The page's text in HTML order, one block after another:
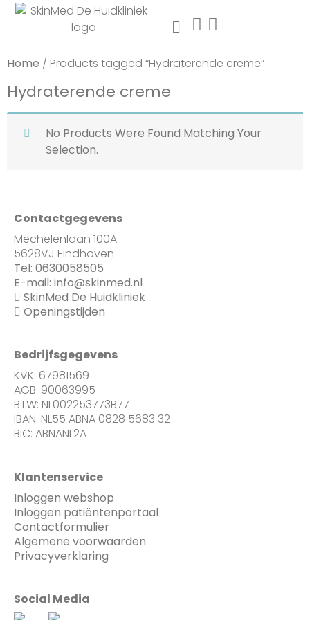
Home / Products tagged “Hydraterende creme”
Hydraterende creme
No Products Were Found Matching Your
Selection.
Contactgegevens
Mechelenlaan 100A
5628VJ Eindhoven
Tel: 0630058505
E-mail: info@skinmed.nl
SkinMed De Huidkliniek
Openingstijden
Bedrijfsgegevens
KVK: 67981569
AGB: 90063995
BTW: NL002253773B77
IBAN: NL55 ABNA 0828 5683 32
BIC: ABNANL2A
Klantenservice
Inloggen webshop
Inloggen patiëntenportaal
Contactformulier
Algemene voorwaarden
Privacyverklaring
Social Media